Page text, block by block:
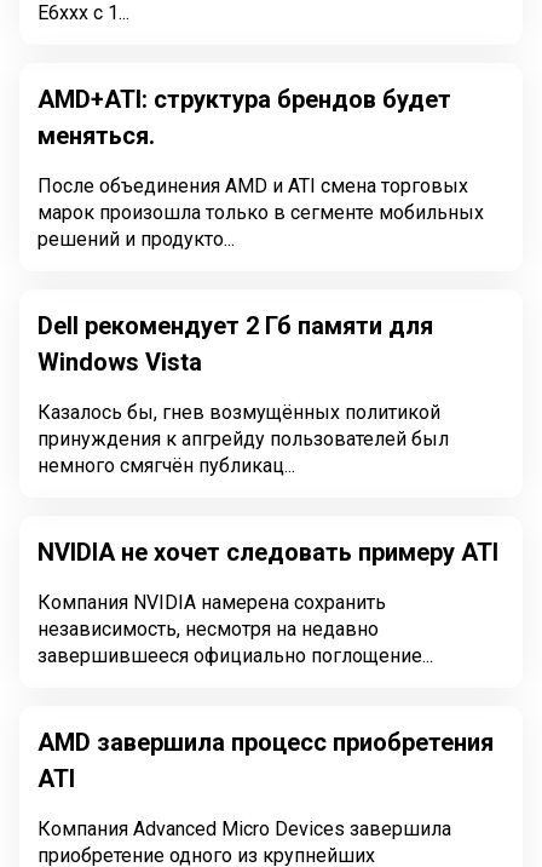
E6xxx с 1...
AMD+ATI: структура брендов будет
меняться.
После объединения AMD и ATI смена торговых
марок произошла только в сегменте мобильных
решений и продукто...
Dell рекомендует 2 Гб памяти для
Windows Vista
Казалось бы, гнев возмущённых политикой
принуждения к апгрейду пользователей был
немного смягчён публикац...
NVIDIA не хочет следовать примеру ATI
Компания NVIDIA намерена сохранить
независимость, несмотря на недавно
завершившееся официально поглощение...
AMD завершила процесс приобретения
ATI
Компания Advanced Micro Devices завершила
приобретение одного из крупнейших